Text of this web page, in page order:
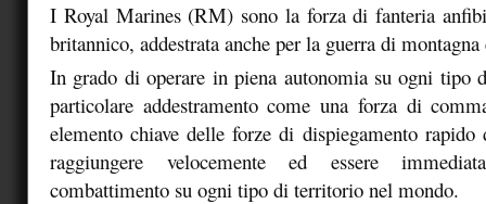
I Royal Marines (RM) sono la forza di fanteria
britannico, addestrata anche per la guerra di
In grado di operare in piena autonomia su ogni tipo
particolare addestramento come una forza di
elemento chiave delle forze di dispiegamento rapido
raggiungere velocemente ed essere
combattimento su ogni tipo di territorio nel mondo.